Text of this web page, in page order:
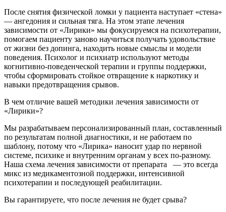
После снятия физической ломки у пациента наступает «стена»
— ангедония и сильная тяга. На этом этапе лечения
зависимости от «Лирики» мы фокусируемся на психотерапии,
помогаем пациенту заново научиться получать удовольствие
от жизни без допинга, находить новые смыслы и модели
поведения. Психолог и психиатр используют методы
когнитивно-поведенческой терапии и группы поддержки,
чтобы сформировать стойкое отвращение к наркотику и
навыки предотвращения срывов.
В чем отличие вашей методики лечения зависимости от
«Лирики»?
Мы разрабатываем персонализированный план, составленный
по результатам полной диагностики, и не работаем по
шаблону, потому что «Лирика» наносит удар по нервной
системе, психике и внутренним органам у всех по-разному.
Наша схема лечения зависимости от препарата — это всегда
микс из медикаментозной поддержки, интенсивной
психотерапии и последующей реабилитации.
Вы гарантируете, что после лечения не будет срыва?